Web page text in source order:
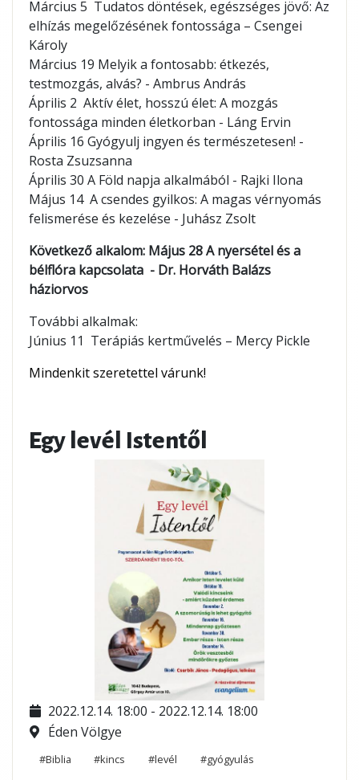
Március 5 Tudatos döntések, egészséges jövő: Az
elhízás megelőzésének fontossága – Csengei
Károly
Március 19 Melyik a fontosabb: étkezés,
testmozgás, alvás? - Ambrus András
Április 2 Aktív élet, hosszú élet: A mozgás
fontossága minden életkorban - Láng Ervin
Április 16 Gyógyulj ingyen és természetesen! -
Rosta Zsuzsanna
Április 30 A Föld napja alkalmából - Rajki Ilona
Május 14 A csendes gyilkos: A magas vérnyomás
felismerése és kezelése - Juhász Zsolt
Következő alkalom: Május 28 A nyersétel és a
bélflóra kapcsolata - Dr. Horváth Balázs
háziorvos
További alkalmak:
Június 11 Terápiás kertművelés – Mercy Pickle
Mindenkit szeretettel várunk!
Egy levél Istentől
2022.12.14. 18:00 - 2022.12.14. 18:00
Éden Völgye
#Biblia #kincs #levél #gyógyulás